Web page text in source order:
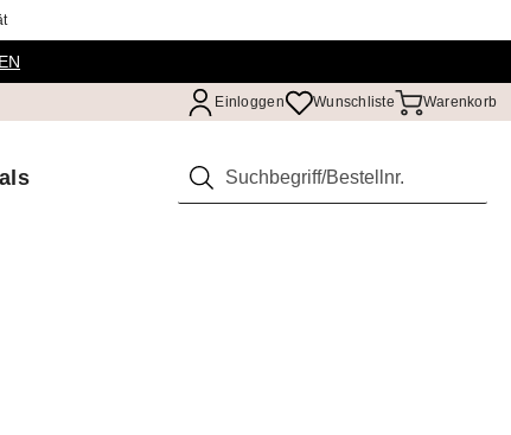
Einloggen Wunschliste Warenkorb
Suchen